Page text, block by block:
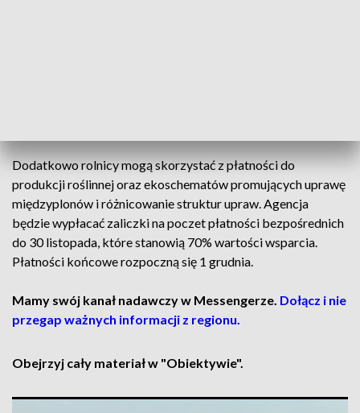
Dodatkowo rolnicy mogą skorzystać z płatności do
produkcji roślinnej oraz ekoschematów promujących uprawę
międzyplonów i różnicowanie struktur upraw. Agencja
będzie wypłacać zaliczki na poczet płatności bezpośrednich
do 30 listopada, które stanowią 70% wartości wsparcia.
Płatności końcowe rozpoczną się 1 grudnia.
Mamy swój kanał nadawczy w Messengerze. Dołącz i nie
przegap ważnych informacji z regionu.
Obejrzyj cały materiał w "Obiektywie".